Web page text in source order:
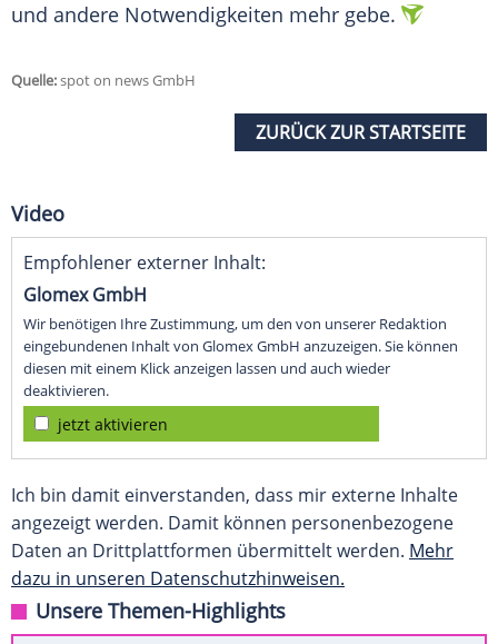
und andere Notwendigkeiten mehr gebe.
Quelle:spot on news GmbH
ZURÜCK ZUR STARTSEITE
Video
Empfohlener externer Inhalt:
Glomex GmbH
Wir benötigen Ihre Zustimmung, um den von unserer Redaktion
eingebundenen Inhalt von Glomex GmbH anzuzeigen. Sie können
diesen mit einem Klick anzeigen lassen und auch wieder
deaktivieren.
jetzt aktivieren
Ich bin damit einverstanden, dass mir externe Inhalte
angezeigt werden. Damit können personenbezogene
Daten an Drittplattformen übermittelt werden. Mehr
dazu in unseren Datenschutzhinweisen.
Unsere Themen-Highlights